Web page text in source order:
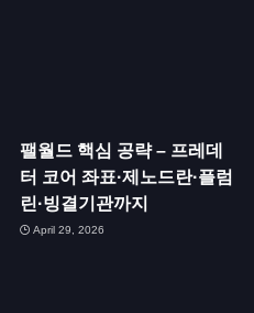
팰월드 핵심 공략 – 프레데
터 코어 좌표·제노드란·플럼
린·빙결기관까지
April 29, 2026